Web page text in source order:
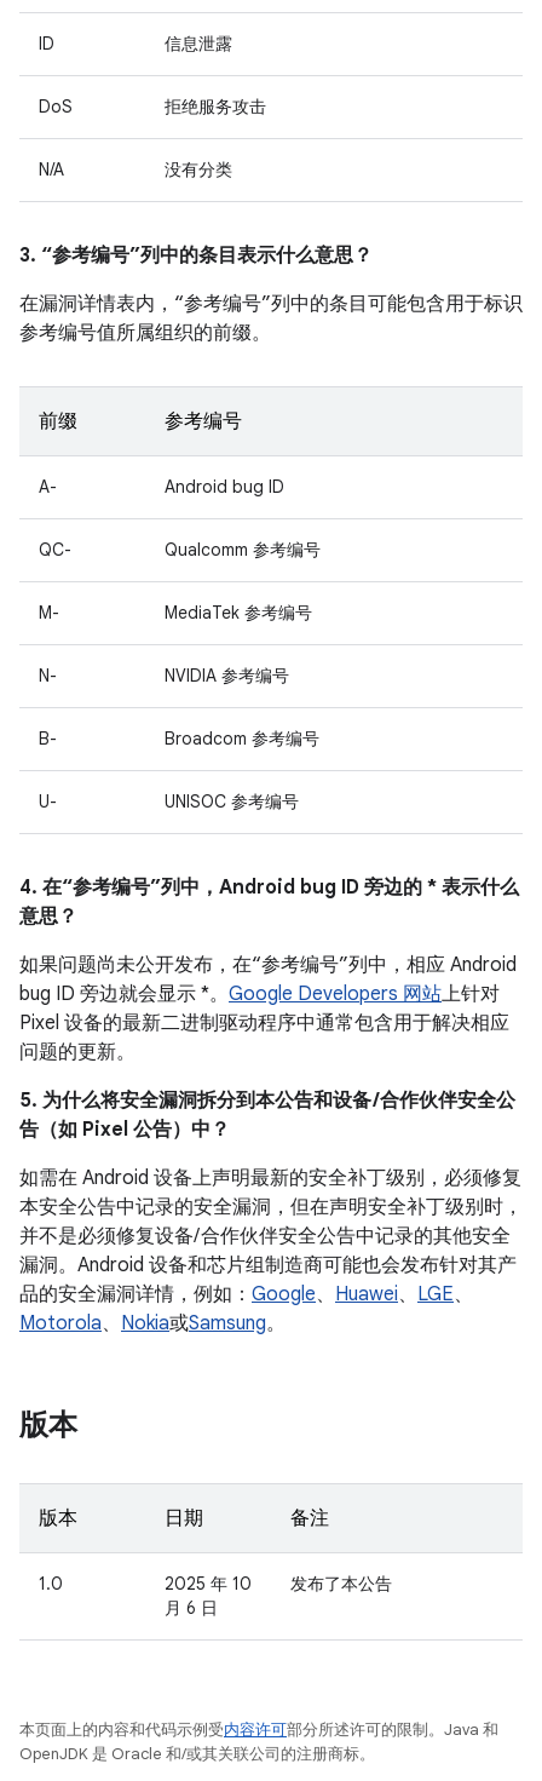
ID 信息泄露
DoS 拒绝服务攻击
N/A 没有分类
3. “参考编号”列中的条目表示什么意思？
在漏洞详情表内，“参考编号”列中的条目可能包含用于标识
参考编号值所属组织的前缀。
前缀 参考编号
A- Android bug ID
QC- Qualcomm 参考编号
M- MediaTek 参考编号
N- NVIDIA 参考编号
B- Broadcom 参考编号
U- UNISOC 参考编号
4. 在“参考编号”列中，Android bug ID 旁边的 * 表示什么
意思？
如果问题尚未公开发布，在“参考编号”列中，相应 Android
bug ID 旁边就会显示 *。 Google Developers 网站上针对
Pixel 设备的最新二进制驱动程序中通常包含用于解决相应
问题的更新。
5. 为什么将安全漏洞拆分到本公告和设备 /合作伙伴安全公
告（如 Pixel 公告）中？
如需在 Android 设备上声明最新的安全补丁级别，必须修复
本安全公告中记录的安全漏洞，但在声明安全补丁级别时，
并不是必须修复设备/ 合作伙伴安全公告中记录的其他安全
漏洞。Android 设备和芯片组制造商可能也会发布针对其产
品的安全漏洞详情，例如： Google、 Huawei、 LGE、
Motorola、 Nokia或Samsung。
版本
版本 日期 备注
1.0
2025 年 10
月 6 日
发布了本公告
本页面上的内容和代码示例受内容许可部分所述许可的限制。Java 和
OpenJDK 是 Oracle 和/或其关联公司的注册商标。